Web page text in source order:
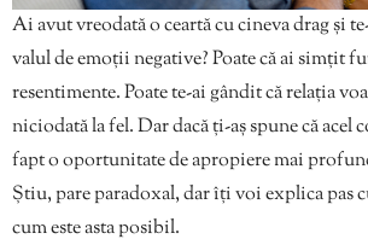
Ai avut vreodată o ceartă cu cineva drag și
valul de emoții negative? Poate că ai simțit
resentimente. Poate te-ai gândit că relația
niciodată la fel. Dar dacă ți-aș spune că acel
fapt o oportunitate de apropiere mai
Știu, pare paradoxal, dar îți voi explica pas
cum este asta posibil.